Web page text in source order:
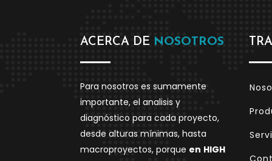
ACERCA DE NOSOTROS
Para nosotros es sumamente
importante, el analisis y
diagnóstico para cada proyecto,
desde alturas mínimas, hasta
macroproyectos, porque en HIGH